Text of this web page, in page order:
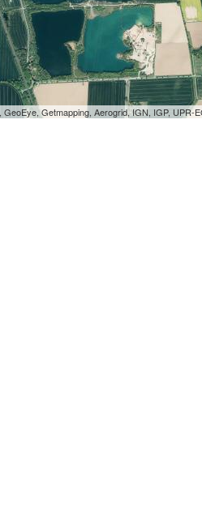
Getmapping, Aerogrid, IGN, IGP, UPR-